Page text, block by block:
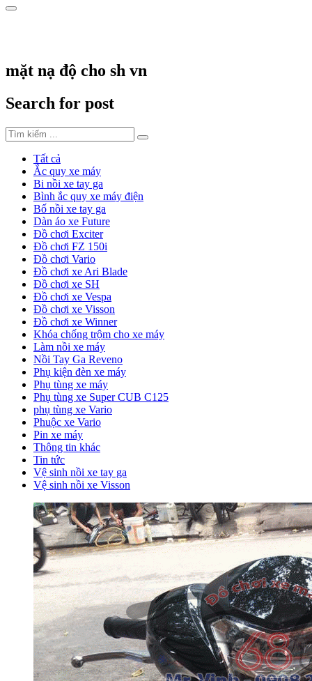
mặt nạ độ cho sh vn
Search for post
Tất cả
Ắc quy xe máy
Bi nồi xe tay ga
Bình ắc quy xe máy điện
Bố nồi xe tay ga
Dàn áo xe Future
Đồ chơi Exciter
Đồ chơi FZ 150i
Đồ chơi Vario
Đồ chơi xe Ari Blade
Đồ chơi xe SH
Đồ chơi xe Vespa
Đồ chơi xe Visson
Đồ chơi xe Winner
Khóa chống trộm cho xe máy
Làm nồi xe máy
Nồi Tay Ga Reveno
Phụ kiện đèn xe máy
Phụ tùng xe máy
Phụ tùng xe Super CUB C125
phụ tùng xe Vario
Phuộc xe Vario
Pin xe máy
Thông tin khác
Tin tức
Vệ sinh nồi xe tay ga
Vệ sinh nồi xe Visson